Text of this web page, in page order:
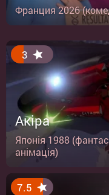
Франция 2026
3
Акіра
Японія 1988
анімація)
7.5